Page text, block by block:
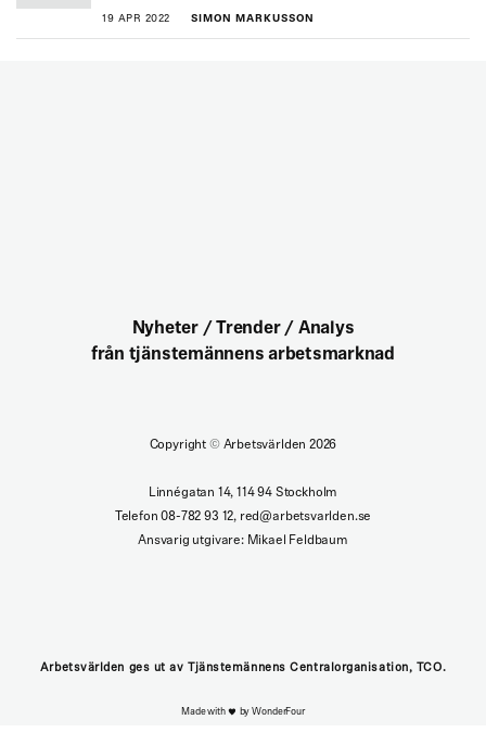
19 APR 2022 SIMON MARKUSSON
Nyheter / Trender / Analys
från tjänstemännens arbetsmarknad
Copyright ©Arbetsvärlden 2026
Linnégatan 14, 114 94 Stockholm
Telefon 08-782 93 12, red@arbetsvarlden.se
Ansvarig utgivare: Mikael Feldbaum
Arbetsvärlden ges ut av Tjänstemännens Centralorganisation, TCO.
Made with by WonderFour